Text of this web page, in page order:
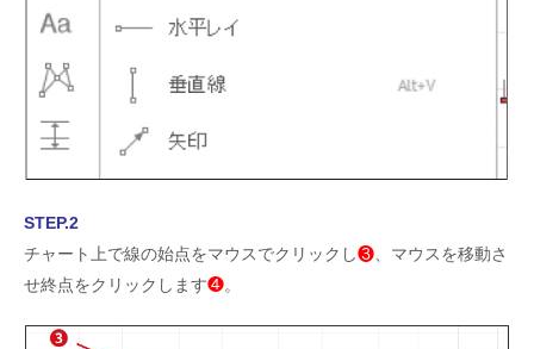
STEP.2
チャート上で線の始点をマウスでクリックし❸ 、マウスを移動さ
せ終点をクリックします❹。